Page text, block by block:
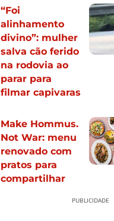
“Foi
alinhamento
divino”: mulher
salva cão ferido
na rodovia ao
parar para
filmar capivaras
Make Hommus.
Not War: menu
renovado com
pratos para
compartilhar
PUBLICIDADE